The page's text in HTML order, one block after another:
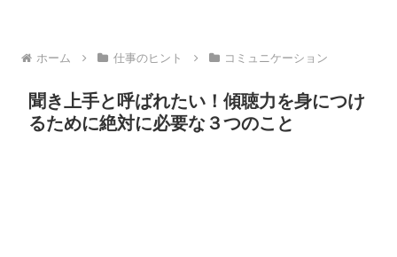
ホーム 仕事のヒント コミュニケーション
聞き上手と呼ばれたい！傾聴力を身につけ
るために絶対に必要な３つのこと